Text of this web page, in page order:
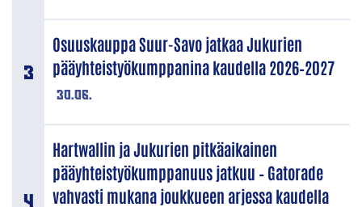
30.06.
Osuuskauppa Suur-Savo jatkaa Jukurien
pääyhteistyökumppanina kaudella 2026–2027
Hartwallin ja Jukurien pitkäaikainen
pääyhteistyökumppanuus jatkuu – Gatorade
vahvasti mukana joukkueen arjessa kaudella